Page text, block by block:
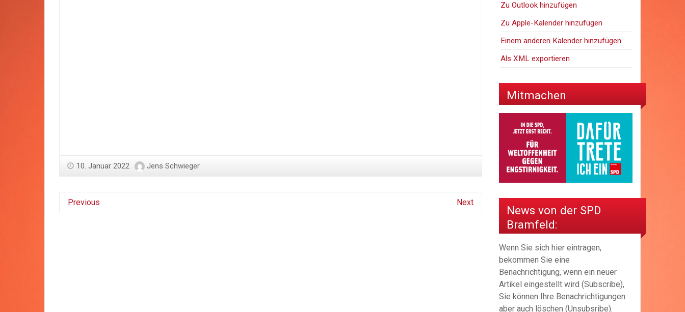
10. Januar 2022 Jens Schwieger
Previous Next
Zu Outlook hinzufügen
Zu Apple-Kalender hinzufügen
Einem anderen Kalender hinzufügen
Als XML exportieren
Mitmachen
News von der SPD
Bramfeld:
Wenn Sie sich hier eintragen,
bekommen Sie eine
Benachrichtigung, wenn ein neuer
Artikel eingestellt wird (Subscribe),
Sie können Ihre Benachrichtigungen
aber auch löschen (Unsubsribe).